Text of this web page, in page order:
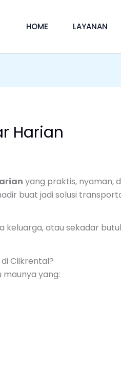
HOME LAYANAN
Harian
yang praktis, nyaman,
buat jadi solusi
keluarga, atau sekadar
Clikrental?
yang: